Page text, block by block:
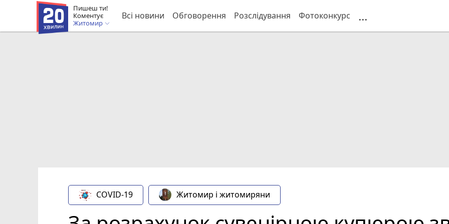
Пишеш ти!
Коментує
Житомир
Всі новини Обговорення Розслідування Фотоконкурс ...
COVID-19 Житомир і житомиряни